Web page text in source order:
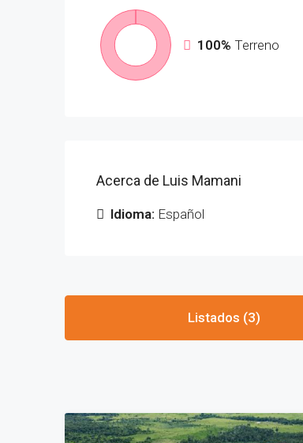
100% Terreno
Acerca de Luis Mamani
Idioma: Español
Listados (3)